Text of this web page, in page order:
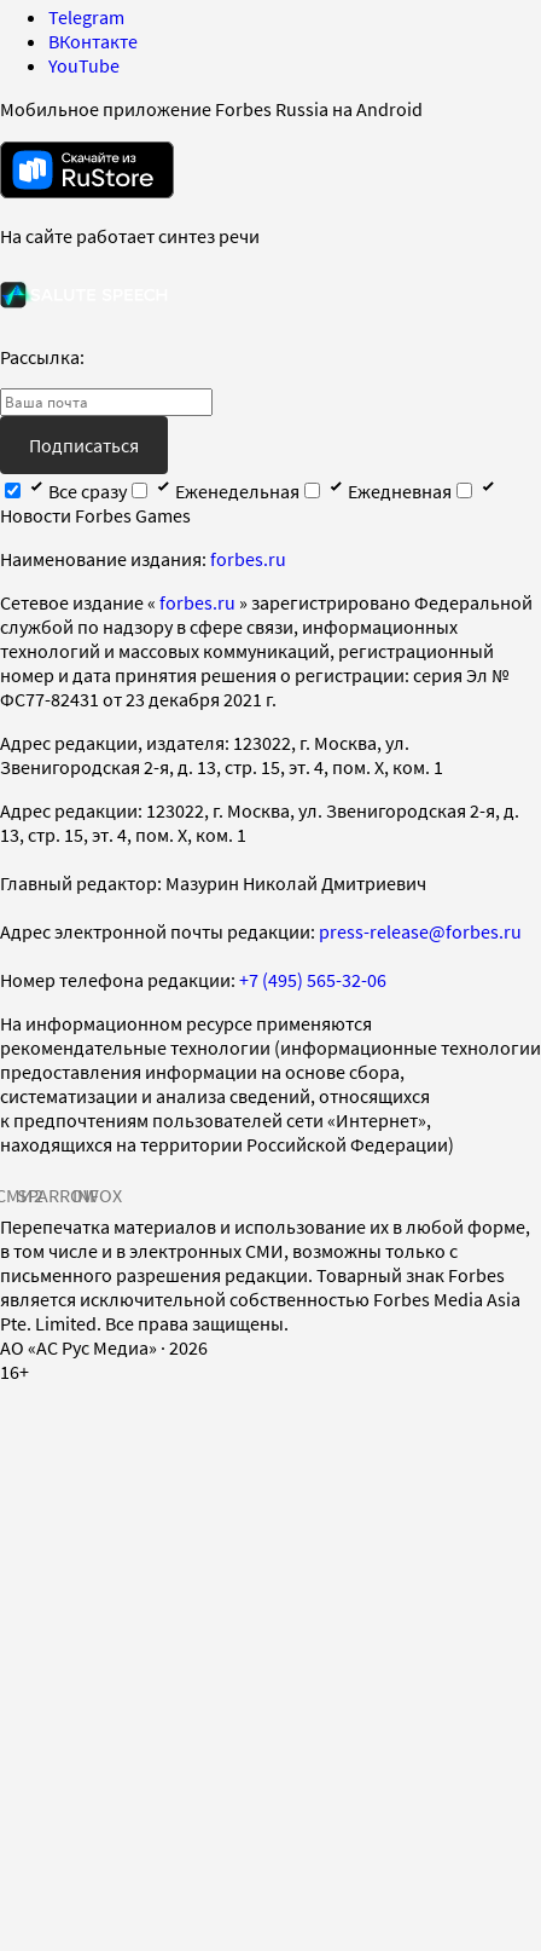
Telegram
ВКонтакте
YouTube
Мобильное приложение Forbes Russia на Android
На сайте работает синтез речи
Рассылка:
Подписаться
Все сразу
Еженедельная
Ежедневная
Новости Forbes Games
Наименование издания: forbes.ru
Cетевое издание « forbes.ru » зарегистрировано Федеральной
службой по надзору в сфере связи, информационных
технологий и массовых коммуникаций, регистрационный
номер и дата принятия решения о регистрации: серия Эл №
ФС77-82431 от 23 декабря 2021 г.
Адрес редакции, издателя: 123022, г. Москва, ул.
Звенигородская 2-я, д. 13, стр. 15, эт. 4, пом. X, ком. 1
Адрес редакции: 123022, г. Москва, ул. Звенигородская 2-я, д.
13, стр. 15, эт. 4, пом. X, ком. 1
Главный редактор: Мазурин Николай Дмитриевич
Адрес электронной почты редакции: press-release@forbes.ru
Номер телефона редакции: +7 (495) 565-32-06
На информационном ресурсе применяются
рекомендательные технологии (информационные технологии
предоставления информации на основе сбора,
систематизации и анализа сведений, относящихся
к предпочтениям пользователей сети «Интернет»,
находящихся на территории Российской Федерации)
SPARROWINFOX
Перепечатка материалов и использование их в любой форме,
в том числе и в электронных СМИ, возможны только с
письменного разрешения редакции. Товарный знак Forbes
является исключительной собственностью Forbes Media Asia
Pte. Limited. Все права защищены.
AO «АС Рус Медиа» · 2026
16+